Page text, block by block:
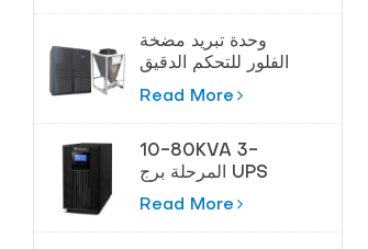
وحدة تبريد مضخة
الفلور للتحكم الدقيق
في درجة الحرارة
Read More
10-80KVA 3-
المرحلة برج UPS
لحماية عالية الطاقة
Read More